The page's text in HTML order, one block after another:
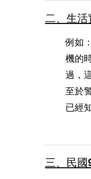
二、生活
例如
機的
過，
至於
已經
三、民國